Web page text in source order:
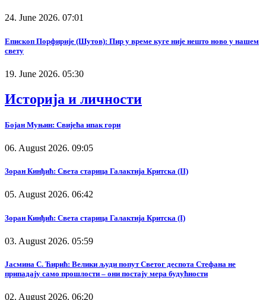
24. June 2026. 07:01
Епископ Порфирије (Шутов): Пир у време куге није нешто ново у нашем
свету
19. June 2026. 05:30
Историја и личности
Бојан Муњин: Свијећа ипак гори
06. August 2026. 09:05
Зоран Кинђић: Света старица Галактија Критска (II)
05. August 2026. 06:42
Зоран Кинђић: Света старица Галактија Критска (I)
03. August 2026. 05:59
Јасмина С. Ћирић: Велики људи попут Светог деспота Стефана не
припадају само прошлости – они постају мера будућности
02. August 2026. 06:20